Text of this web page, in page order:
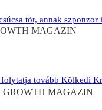
tör, annak szponzor
MAGAZIN
tovább Kölkedi
GROWTH MAGAZIN